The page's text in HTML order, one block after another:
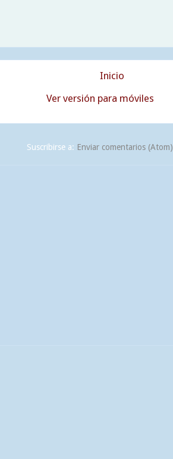
Inicio
Ver versión para móviles
Suscribirse a: Enviar comentarios (Atom)